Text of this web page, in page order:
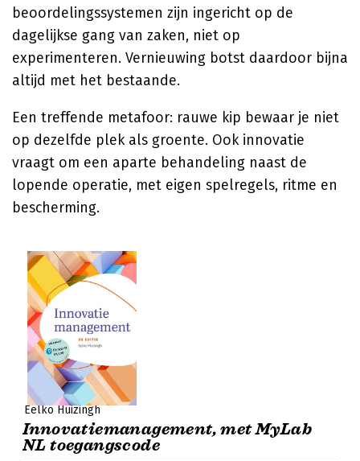
beoordelingssystemen zijn ingericht op de
dagelijkse gang van zaken, niet op
experimenteren. Vernieuwing botst daardoor bijna
altijd met het bestaande.
Een treffende metafoor: rauwe kip bewaar je niet
op dezelfde plek als groente. Ook innovatie
vraagt om een aparte behandeling naast de
lopende operatie, met eigen spelregels, ritme en
bescherming.
Eelko Huizingh
Innovatiemanagement, met MyLab
NL toegangscode